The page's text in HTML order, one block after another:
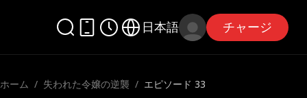
日本語 チャージ
ホーム / 失われた令嬢の逆襲 / エピソード 33